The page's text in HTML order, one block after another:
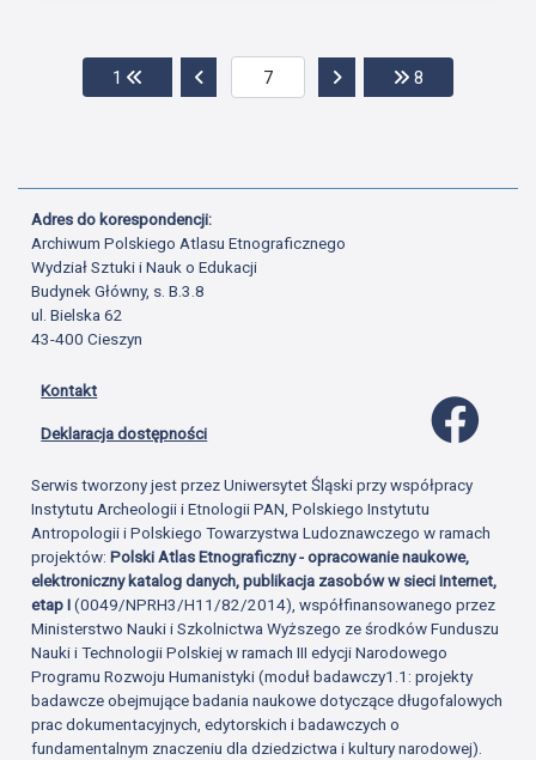
1 Przejdź do pierwszej strony
Przejdź do poprzedniej stronyPrzejdź do następnej
8
Adres do korespondencji:
Archiwum Polskiego Atlasu Etnograficznego
Wydział Sztuki i Nauk o Edukacji
Budynek Główny, s. B.3.8
ul. Bielska 62
43-400 Cieszyn
Kontakt
Deklaracja dostępności
Serwis tworzony jest przez Uniwersytet Śląski przy współpracy
Instytutu Archeologii i Etnologii PAN, Polskiego Instytutu
Antropologii i Polskiego Towarzystwa Ludoznawczego w ramach
projektów:Polski Atlas Etnograficzny - opracowanie naukowe,
elektroniczny katalog danych, publikacja zasobów w sieci Internet,
etap I(0049/NPRH3/H11/82/2014), współfinansowanego przez
Ministerstwo Nauki i Szkolnictwa Wyższego ze środków Funduszu
Nauki i Technologii Polskiej w ramach III edycji Narodowego
Programu Rozwoju Humanistyki (moduł badawczy1.1: projekty
badawcze obejmujące badania naukowe dotyczące długofalowych
prac dokumentacyjnych, edytorskich i badawczych o
fundamentalnym znaczeniu dla dziedzictwa i kultury narodowej).